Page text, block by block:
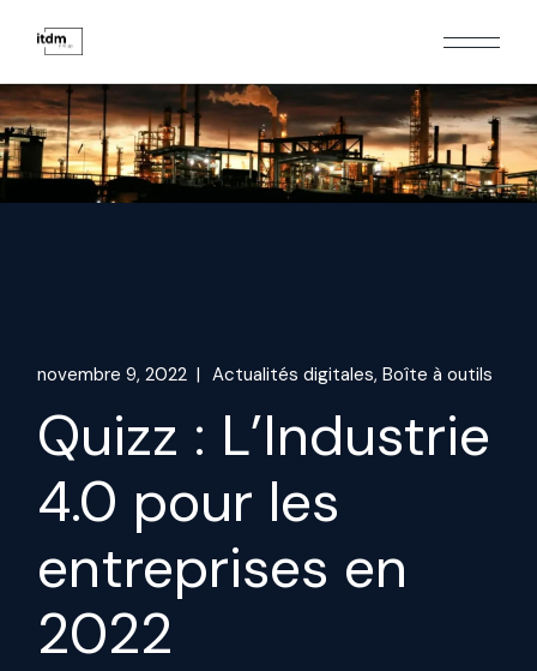
content
novembre 9, 2022 Actualités digitales Boîte à outils
Quizz : L’Industrie
4.0 pour les
entreprises en
2022